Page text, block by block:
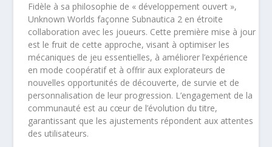
Fidèle à sa philosophie de « développement ouvert »,
Unknown Worlds façonne Subnautica 2 en étroite
collaboration avec les joueurs. Cette première mise à jour
est le fruit de cette approche, visant à optimiser les
mécaniques de jeu essentielles, à améliorer l’expérience
en mode coopératif et à offrir aux explorateurs de
nouvelles opportunités de découverte, de survie et de
personnalisation de leur progression. L’engagement de la
communauté est au cœur de l’évolution du titre,
garantissant que les ajustements répondent aux attentes
des utilisateurs.